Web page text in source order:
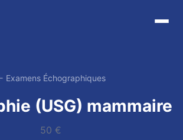
Examens Échographiques
(USG) mammaire
50 €